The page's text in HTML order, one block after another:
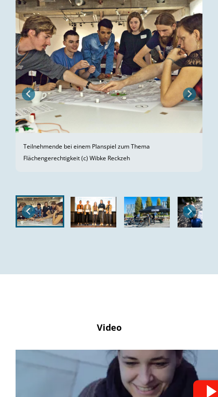
Teilnehmende bei einem Planspiel zum Thema
Flächengerechtigkeit (c) Wibke Reckzeh
Video